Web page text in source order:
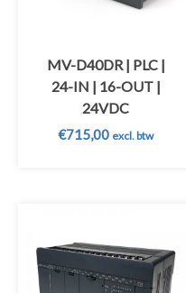
MV-D40DR | PLC |
24-IN | 16-OUT |
24VDC
€715,00 excl. btw